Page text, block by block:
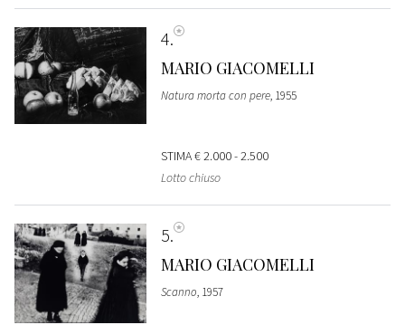
4
MARIO GIACOMELLI
Natura morta con pere, 1955
STIMA€ 2.000 - 2.500
Lotto chiuso
5
MARIO GIACOMELLI
Scanno, 1957